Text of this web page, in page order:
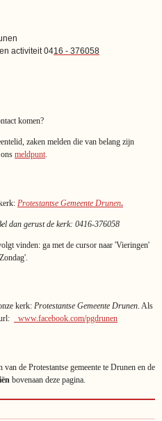
activiteit0416 - 376058
komen?
zaken melden die van belang zijn
meldpunt
Protestantse Gemeente Drunen.
dan gerust de kerk: 0416-376058
vinden: ga met de cursor naar 'Vieringen'
kerk: Protestantse Gemeente Drunen . Als
www.facebook.com/pgdrunen
de Protestantse gemeente te Drunen en de
bovenaan deze pagina.